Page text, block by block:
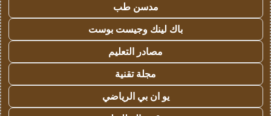
مدسن طب
باك لينك وجيست بوست
مصادر التعليم
مجلة تقنية
يو ان بي الرياضي